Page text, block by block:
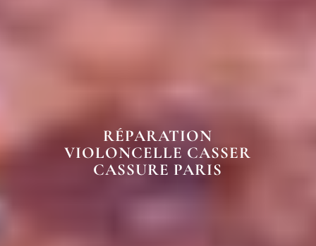
RÉPARATION
VIOLONCELLE CASSER
CASSURE PARIS